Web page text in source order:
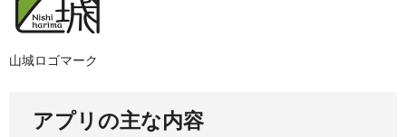
山城ロゴマーク
アプリの主な内容